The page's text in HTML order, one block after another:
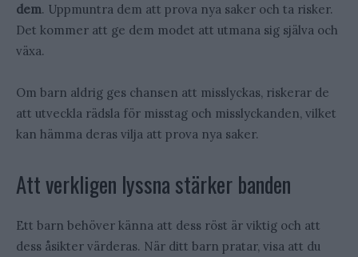
dem. Uppmuntra dem att prova nya saker och ta risker.
Det kommer att ge dem modet att utmana sig själva och
växa.
Om barn aldrig ges chansen att misslyckas, riskerar de
att utveckla rädsla för misstag och misslyckanden, vilket
kan hämma deras vilja att prova nya saker.
Att verkligen lyssna stärker banden
Ett barn behöver känna att dess röst är viktig och att
dess åsikter värderas. När ditt barn pratar, visa att du